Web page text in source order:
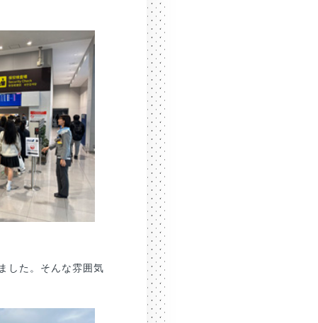
した。そんな雰囲気